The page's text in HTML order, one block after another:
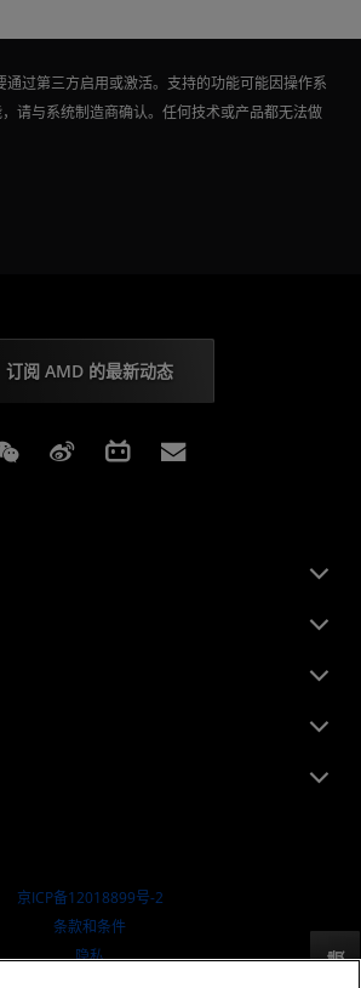
过第三方启用或激活。支持的功能可能因操作系
请与系统制造商确认。任何技术或产品都无法做
订阅 AMD 的最新动态
Weixin Weibo Bilibili
京ICP备12018899号-2
​条款和条件
隐私
反馈